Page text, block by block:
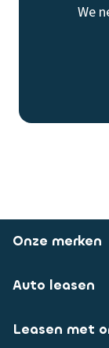
We
Onze merken
Auto leasen
Leasen met